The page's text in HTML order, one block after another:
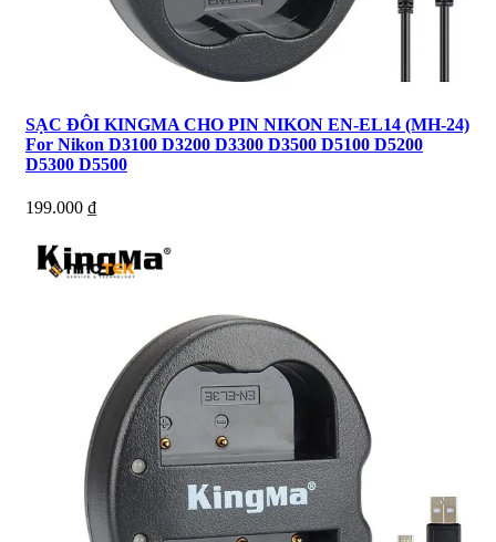
SẠC ĐÔI KINGMA CHO PIN NIKON EN-EL14 (MH-24)
For Nikon D3100 D3200 D3300 D3500 D5100 D5200
D5300 D5500
199.000 ₫